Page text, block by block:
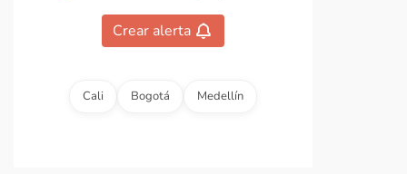
Crear alerta
Cali Bogotá Medellín